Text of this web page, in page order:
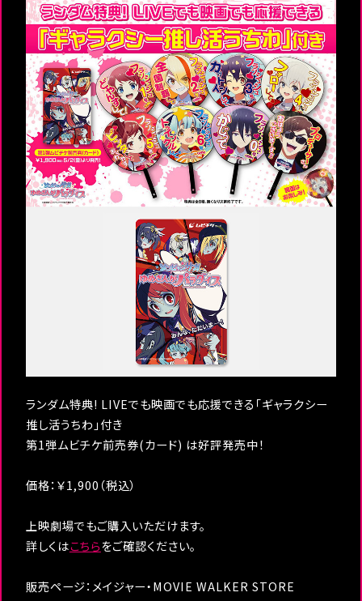
ランダム特典! LIVEでも映画でも応援できる「ギャラクシー
推し活うちわ」付き
第1弾ムビチケ前売券(カード) は好評発売中！
価格：￥1,900（税込）
上映劇場でもご購入いただけます。
詳しくはこちらをご確認ください。
販売ページ：メイジャー・MOVIE WALKER STORE